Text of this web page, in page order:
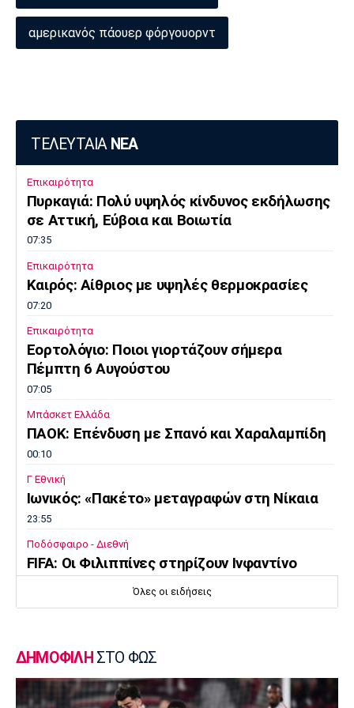
αμερικανός πάουερ φόργουορντ
ΤΕΛΕΥΤΑΙΑ ΝΕΑ
Επικαιρότητα
Πυρκαγιά: Πολύ υψηλός κίνδυνος εκδήλωσης
σε Αττική, Εύβοια και Βοιωτία
07:35
Επικαιρότητα
Καιρός: Αίθριος με υψηλές θερμοκρασίες
07:20
Επικαιρότητα
Εορτολόγιο: Ποιοι γιορτάζουν σήμερα
Πέμπτη 6 Αυγούστου
07:05
Μπάσκετ Ελλάδα
ΠΑΟΚ: Επένδυση με Σπανό και Χαραλαμπίδη
00:10
Γ Εθνική
Ιωνικός: «Πακέτο» μεταγραφών στη Νίκαια
23:55
Ποδόσφαιρο - Διεθνή
FIFA: Οι Φιλιππίνες στηρίζουν Ινφαντίνο
Conference League
Προβληματική εικόνα…
Europa League
Όλες οι ειδήσεις
ΔΗΜΟΦΙΛΗ ΣΤΟ ΦΩΣ